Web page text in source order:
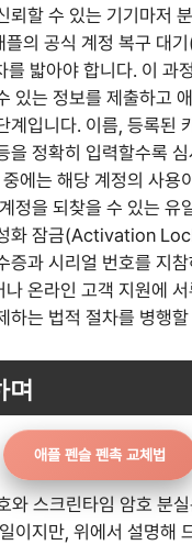
뢰할 수 있는 기기마저
플의 공식 계정 복구 대
밟아야 합니다. 이 과
있는 정보를 제출하고
계입니다. 이름, 등록된
을 정확히 입력할수록
에는 해당 계정의 사용
정을 되찾을 수 있는 유
화 잠금(Activation
증과 시리얼 번호를 지
나 온라인 고객 지원에
하는 법적 절차를 병행
며
애플 펜슬 펜촉 교체법
와 스크린타임 암호 분
이지만, 위에서 설명해